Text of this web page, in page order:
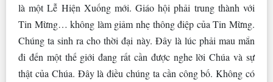
là một Lễ Hiện Xuống mới. Giáo hội phải trung thành với
Tin Mừng… không làm giảm nhẹ thông điệp của Tin Mừng.
Chúng ta sinh ra cho thời đại này. Đây là lúc phải mau mắn
đi đến một thế giới đang rất cần được nghe lời Chúa và sự
thật của Chúa. Đây là điều chúng ta cần công bố. Không có